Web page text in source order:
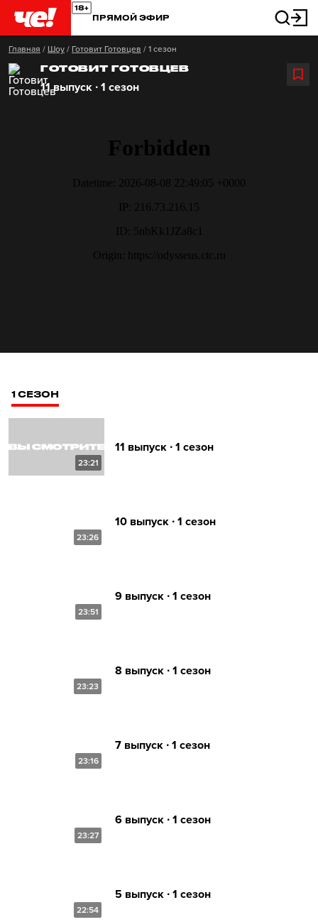
ПРЯМОЙ ЭФИР
Главная / Шоу / Готовит Готовцев / 1 сезон
ГОТОВИТ ГОТОВЦЕВ
11 выпуск ∙ 1 сезон
1 СЕЗОН
23:21
11 выпуск ∙ 1 сезон
23:26
10 выпуск ∙ 1 сезон
23:51
9 выпуск ∙ 1 сезон
23:23
8 выпуск ∙ 1 сезон
23:16
7 выпуск ∙ 1 сезон
23:27
6 выпуск ∙ 1 сезон
22:54
5 выпуск ∙ 1 сезон